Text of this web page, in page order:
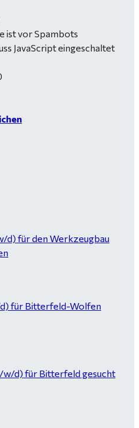
ist vor Spambots
JavaScript eingeschaltet
d) für den Werkzeugbau
für Bitterfeld-Wolfen
w/d) für Bitterfeld gesucht